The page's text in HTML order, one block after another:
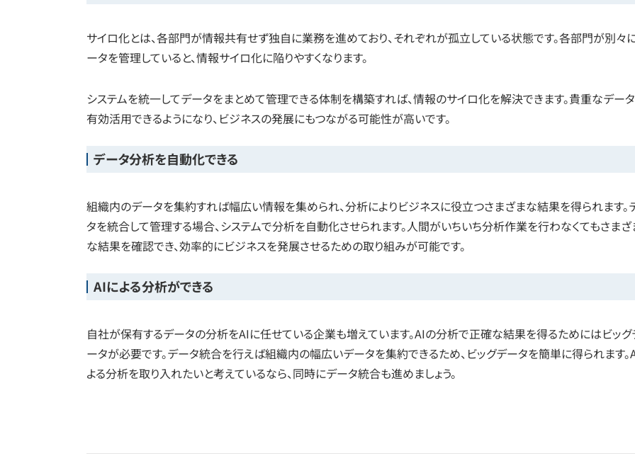
サイロ化とは、各部門が情報共有せず独自に業務を進めており、それぞれが孤立している状態です。各部門が別々
ータを管理していると、情報サイロ化に陥りやすくなります。
システムを統一してデータをまとめて管理できる体制を構築すれば、情報のサイロ化を解決できます。貴重なデー
有効活用できるようになり、ビジネスの発展にもつながる可能性が高いです。
データ分析を自動化できる
組織内のデータを集約すれば幅広い情報を集められ、分析によりビジネスに役立つさまざまな結果を得られます。
タを統合して管理する場合、システムで分析を自動化させられます。人間がいちいち分析作業を行わなくてもさまざ
な結果を確認でき、効率的にビジネスを発展させるための取り組みが可能です。
AIによる分析ができる
自社が保有するデータの分析をAIに任せている企業も増えています。AIの分析で正確な結果を得るためにはビッグ
ータが必要です。データ統合を行えば組織内の幅広いデータを集約できるため、ビッグデータを簡単に得られます。
よる分析を取り入れたいと考えているなら、同時にデータ統合も進めましょう。